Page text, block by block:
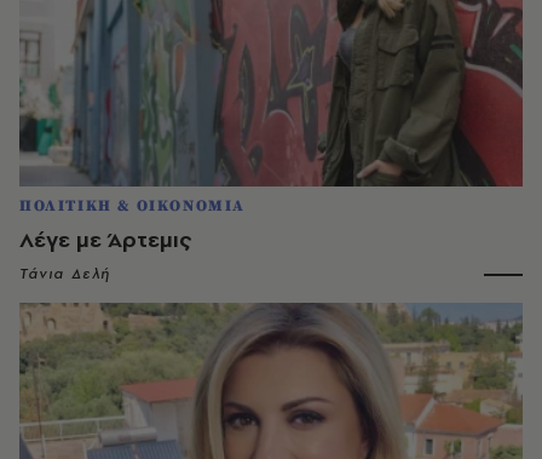
ΠΟΛΙΤΙΚΗ & ΟΙΚΟΝΟΜΙΑ
Λέγε με Άρτεμις
Τάνια Δελή